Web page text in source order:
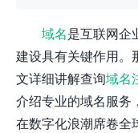
域名是互联网企
建设具有关键作用。
文详细讲解查询域名
介绍专业的域名服务
在数字化浪潮席卷全